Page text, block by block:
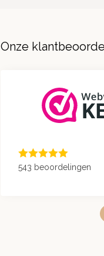
Onze
543 beoordelingen